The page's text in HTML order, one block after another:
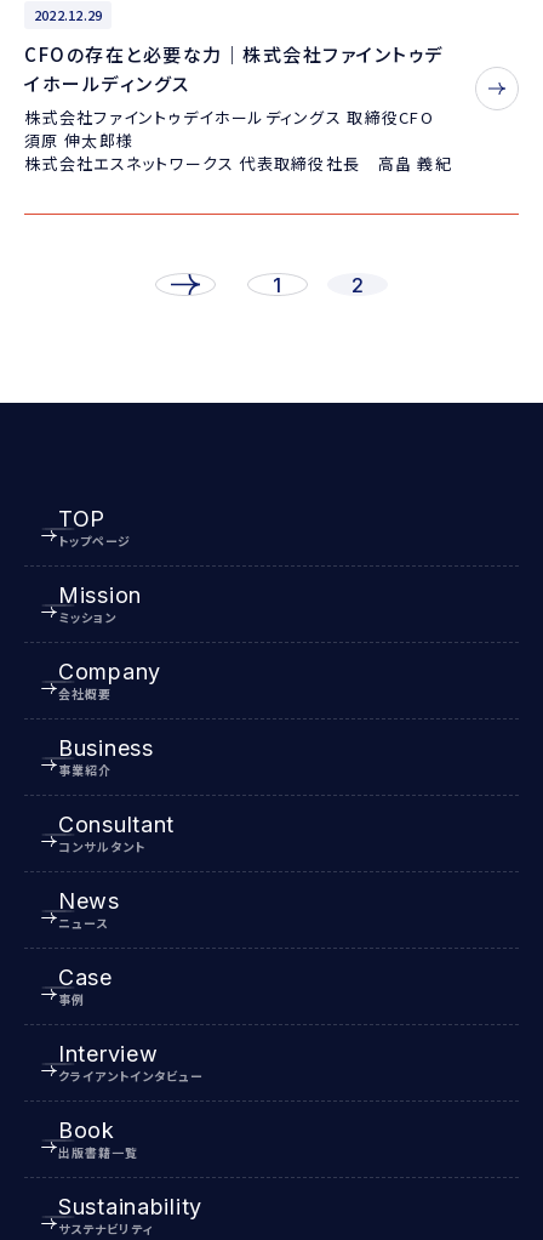
2022.12.29
CFOの存在と必要な力｜株式会社ファイントゥデ
イホールディングス
株式会社ファイントゥデイホールディングス 取締役CFO
須原 伸太郎様
株式会社エスネットワークス 代表取締役社長 高畠 義紀
1 2
TOP
トップページ
Mission
ミッション
Company
会社概要
Business
事業紹介
Consultant
コンサルタント
News
ニュース
Case
事例
Interview
クライアントインタビュー
Book
出版書籍一覧
Sustainability
サステナビリティ